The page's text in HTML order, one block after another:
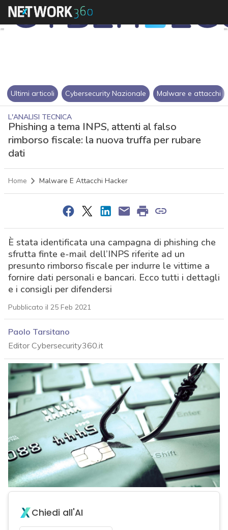
Ultimi articoli Cybersecurity Nazionale Malware e attacchi
L'ANALISI TECNICA
Phishing a tema INPS, attenti al falso
rimborso fiscale: la nuova truffa per rubare
dati
Home Malware E Attacchi Hacker
È stata identificata una campagna di phishing che
sfrutta finte e-mail dell’INPS riferite ad un
presunto rimborso fiscale per indurre le vittime a
fornire dati personali e bancari. Ecco tutti i dettagli
e i consigli per difendersi
Pubblicato il 25 Feb 2021
Paolo Tarsitano
Editor Cybersecurity360.it
Chiedi all'AI